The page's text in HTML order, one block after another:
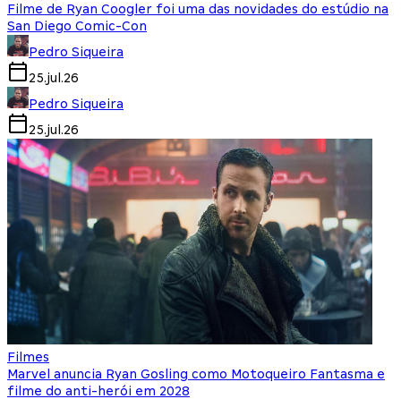
Filme de Ryan Coogler foi uma das novidades do estúdio na
San Diego Comic-Con
Pedro Siqueira
25.jul.26
Pedro Siqueira
25.jul.26
Filmes
Marvel anuncia Ryan Gosling como Motoqueiro Fantasma e
filme do anti-herói em 2028